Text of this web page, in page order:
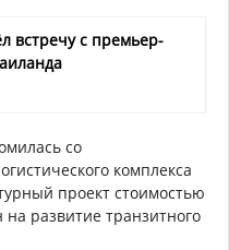
встречу с премьер-
со
комплекса
проект стоимостью
развитие транзитного